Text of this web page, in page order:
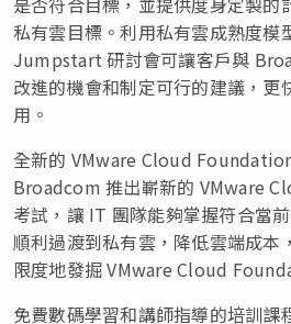
私有雲目標。利用私有雲成熟度模
Jumpstart 研討會可讓客戶與
改進的機會和制定可行的建議，更
用。
全新的 VMware Cloud
Broadcom 推出嶄新的 VMware
考試，讓 IT 團隊能夠掌握符合當
順利過渡到私有雲，降低雲端成本
限度地發掘 VMware Cloud
免費數碼學習和講師指導的培訓課